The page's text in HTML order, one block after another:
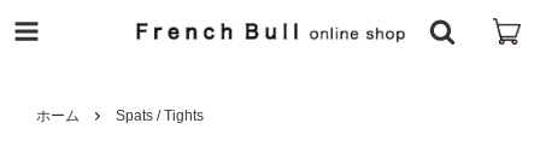
ホーム Spats / Tights